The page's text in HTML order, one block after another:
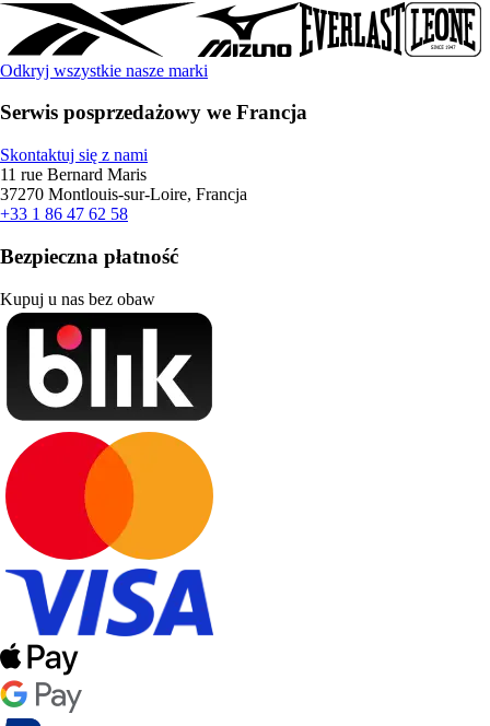
Odkryj wszystkie nasze marki
Serwis posprzedażowy we Francja
Skontaktuj się z nami
11 rue Bernard Maris
37270 Montlouis-sur-Loire, Francja
+33 1 86 47 62 58
Bezpieczna płatność
Kupuj u nas bez obaw